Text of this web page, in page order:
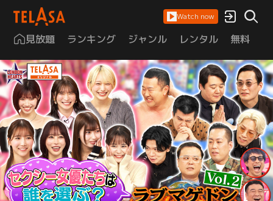
Watch now
見放題 ランキング ジャンル レンタル 無料